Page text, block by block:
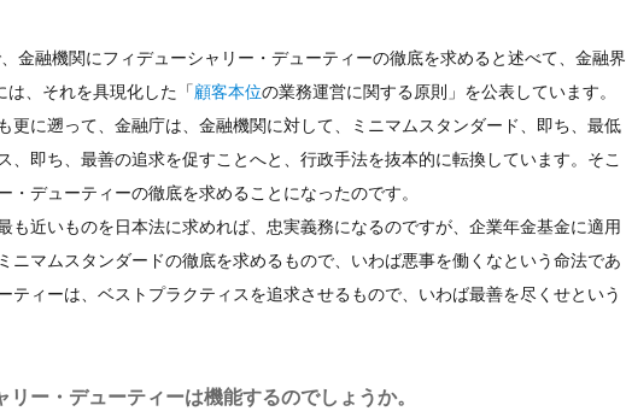
金融機関にフィデューシャリー・デューティーの徹底を求めると述べて、金融界
、それを具現化した「顧客本位の業務運営に関する原則」を公表しています。
に遡って、金融庁は、金融機関に対して、ミニマムスタンダード、即ち、最低
即ち、最善の追求を促すことへと、行政手法を抜本的に転換しています。そこ
デューティーの徹底を求めることになったのです。
近いものを日本法に求めれば、忠実義務になるのですが、企業年金基金に適用
ニマムスタンダードの徹底を求めるもので、いわば悪事を働くなという命法であ
ティーは、ベストプラクティスを追求させるもので、いわば最善を尽くせという
ー・デューティーは機能するのでしょうか。